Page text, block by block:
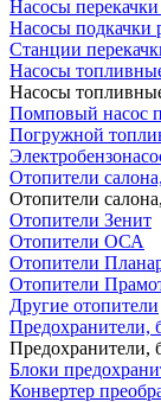
Насосы
Насосы подкачки
Станции
Насосы
Насосы
Помповый насос
Погружной
Отопители
Отопители
Отопители Зенит
Отопители ОСА
Отопители
Отопители
Другие отопители
Предохранители,
Предохранители,
Блоки
Конвертер